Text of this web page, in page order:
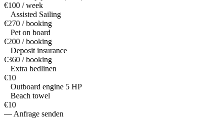
€100 / week
Assisted Sailing
€270 / booking
Pet on board
€200 / booking
Deposit insurance
€360 / booking
Extra bedlinen
€10
Outboard engine 5 HP
Beach towel
€10
— Anfrage senden